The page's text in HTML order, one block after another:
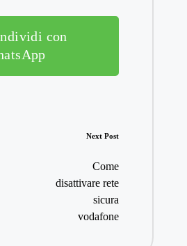
con
Next Post
Come
disattivare rete
sicura
vodafone